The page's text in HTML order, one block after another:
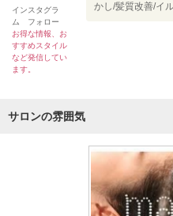
インスタグラ
ム フォロー
お得な情報、お
すすめスタイル
など発信してい
ます。
かし/髪質改善/イ
サロンの雰囲気